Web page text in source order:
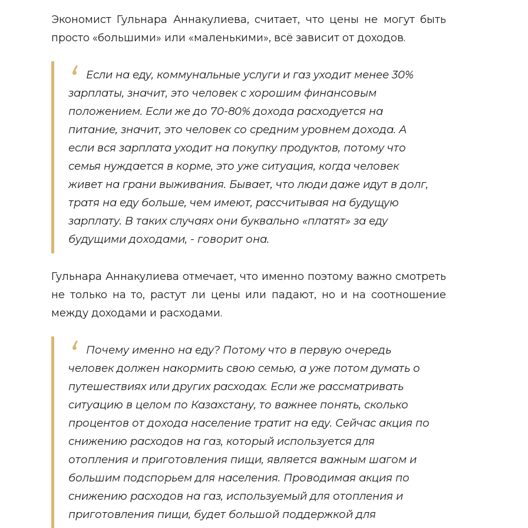
Экономист Гульнара Аннакулиева, считает, что цены не могут быть
просто «большими» или «маленькими», всё зависит от доходов.
Если на еду, коммунальные услуги и газ уходит менее 30%
зарплаты, значит, это человек с хорошим финансовым
положением. Если же до 70-80% дохода расходуется на
питание, значит, это человек со средним уровнем дохода. А
если вся зарплата уходит на покупку продуктов, потому что
семья нуждается в корме, это уже ситуация, когда человек
живет на грани выживания. Бывает, что люди даже идут в долг,
тратя на еду больше, чем имеют, рассчитывая на будущую
зарплату. В таких случаях они буквально «платят» за еду
будущими доходами, - говорит она.
Гульнара Аннакулиева отмечает, что именно поэтому важно смотреть
не только на то, растут ли цены или падают, но и на соотношение
между доходами и расходами.
Почему именно на еду? Потому что в первую очередь
человек должен накормить свою семью, а уже потом думать о
путешествиях или других расходах. Если же рассматривать
ситуацию в целом по Казахстану, то важнее понять, сколько
процентов от дохода население тратит на еду. Сейчас акция по
снижению расходов на газ, который используется для
отопления и приготовления пищи, является важным шагом и
большим подспорьем для населения. Проводимая акция по
снижению расходов на газ, используемый для отопления и
приготовления пищи, будет большой поддержкой для